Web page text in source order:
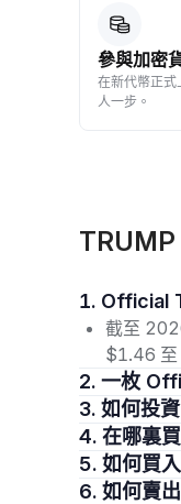
參與加密
在新代幣正式
人一步。
1.
截至
$1.46 至
2. 一枚
3. 如何
4. 在哪
5. 如何
6. 如何